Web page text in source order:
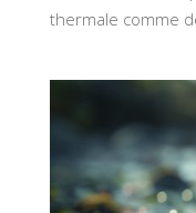
thermale comme